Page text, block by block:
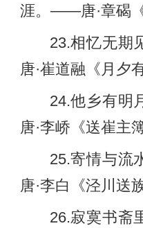
涯。——唐·章碣《
23.相忆无
唐·崔道融《月夕
24.他乡有
唐·李峤《送崔主
25.寄情与
唐·李白《泾川送
26.寂寞书